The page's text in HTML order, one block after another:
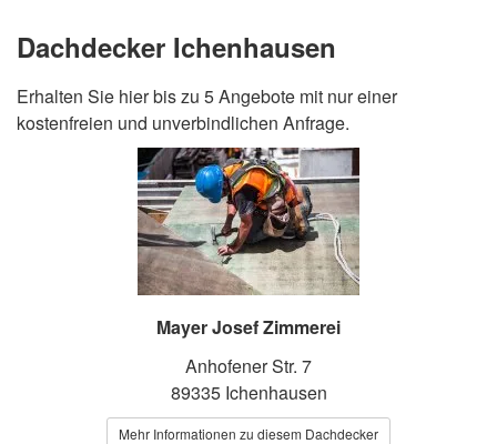
Dachdecker Ichenhausen
Erhalten Sie hier bis zu 5 Angebote mit nur einer
kostenfreien und unverbindlichen Anfrage.
Mayer Josef Zimmerei
Anhofener Str. 7
89335 Ichenhausen
Mehr Informationen zu diesem Dachdecker